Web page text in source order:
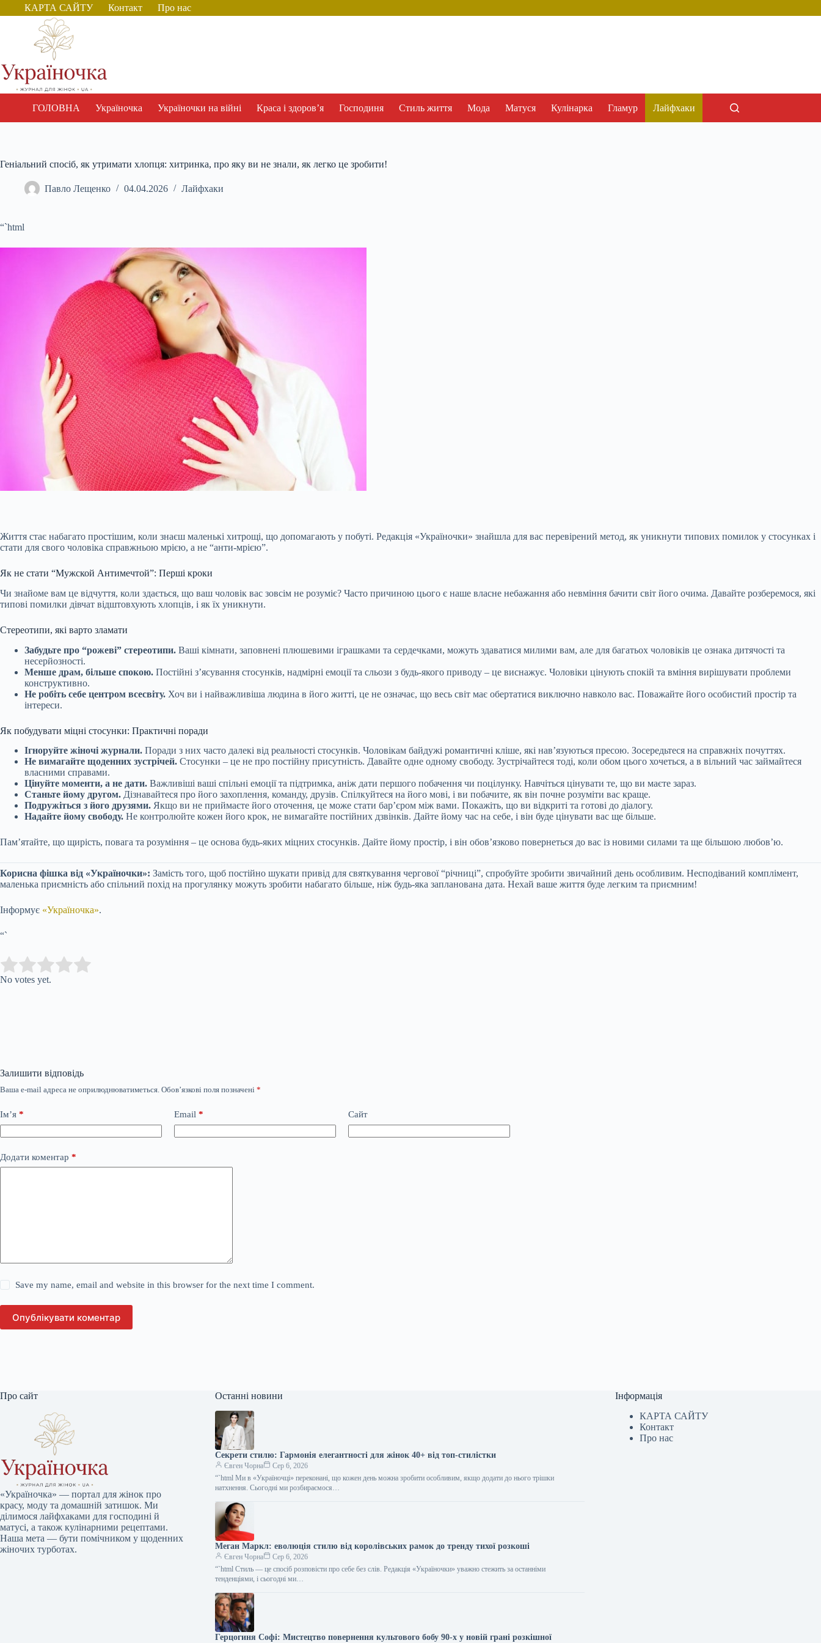
Перейти
до
КАРТА САЙТУ Контакт Про нас
ГОЛОВНА Україночка Україночки на війні Краса і здоров’я Господиня Стиль життя Мода Матуся Кулінарка Гламур Лайфхаки
Геніальний спосіб, як утримати хлопця: хитринка, про яку ви не знали, як легко це зробити!
Павло Лещенко 04.04.2026 Лайфхаки
“`html
Життя стає набагато простішим, коли знаєш маленькі хитрощі, що допомагають у побуті. Редакція «Україночки» знайшла для вас перевірений метод, як уникнути типових помилок у стосунках і
стати для свого чоловіка справжньою мрією, а не “анти-мрією”.
Як не стати “Мужской Антимечтой”: Перші кроки
Чи знайоме вам це відчуття, коли здається, що ваш чоловік вас зовсім не розуміє? Часто причиною цього є наше власне небажання або невміння бачити світ його очима. Давайте розберемося, які
типові помилки дівчат відштовхують хлопців, і як їх уникнути.
Стереотипи, які варто зламати
Забудьте про “рожеві” стереотипи. Ваші кімнати, заповнені плюшевими іграшками та сердечками, можуть здаватися милими вам, але для багатьох чоловіків це ознака дитячості та
несерйозності.
Менше драм, більше спокою. Постійні з’ясування стосунків, надмірні емоції та сльози з будь-якого приводу – це виснажує. Чоловіки цінують спокій та вміння вирішувати проблеми
конструктивно.
Не робіть себе центром всесвіту. Хоч ви і найважливіша людина в його житті, це не означає, що весь світ має обертатися виключно навколо вас. Поважайте його особистий простір та
інтереси.
Як побудувати міцні стосунки: Практичні поради
Ігноруйте жіночі журнали. Поради з них часто далекі від реальності стосунків. Чоловікам байдужі романтичні кліше, які нав’язуються пресою. Зосередьтеся на справжніх почуттях.
Не вимагайте щоденних зустрічей. Стосунки – це не про постійну присутність. Давайте одне одному свободу. Зустрічайтеся тоді, коли обом цього хочеться, а в вільний час займайтеся
власними справами.
Цінуйте моменти, а не дати. Важливіші ваші спільні емоції та підтримка, аніж дати першого побачення чи поцілунку. Навчіться цінувати те, що ви маєте зараз.
Станьте йому другом. Дізнавайтеся про його захоплення, команду, друзів. Спілкуйтеся на його мові, і ви побачите, як він почне розуміти вас краще.
Подружіться з його друзями. Якщо ви не приймаєте його оточення, це може стати бар’єром між вами. Покажіть, що ви відкриті та готові до діалогу.
Надайте йому свободу. Не контролюйте кожен його крок, не вимагайте постійних дзвінків. Дайте йому час на себе, і він буде цінувати вас ще більше.
Пам’ятайте, що щирість, повага та розуміння – це основа будь-яких міцних стосунків. Дайте йому простір, і він обов’язково повернеться до вас із новими силами та ще більшою любов’ю.
Корисна фішка від «Україночки»: Замість того, щоб постійно шукати привід для святкування чергової “річниці”, спробуйте зробити звичайний день особливим. Несподіваний комплімент,
маленька приємність або спільний похід на прогулянку можуть зробити набагато більше, ніж будь-яка запланована дата. Нехай ваше життя буде легким та приємним!
Інформує «Україночка».
“`
Rate this item:
No votes yet.
Залишити відповідь
Ваша e-mail адреса не оприлюднюватиметься. Обов’язкові поля позначені *
Ім’я * Email * Сайт
Додати коментар *
Save my name, email and website in this browser for the next time I comment.
Опублікувати коментар
Про сайт
«Україночка» — портал для жінок про
красу, моду та домашній затишок. Ми
ділимося лайфхаками для господині й
матусі, а також кулінарними рецептами.
Наша мета — бути помічником у щоденних
жіночих турботах.
Останні новини
Секрети стилю: Гармонія елегантності для жінок 40+ від топ-стилістки
Євген Чорна
Сер 6, 2026
“`html Ми в «Україночці» переконані, що кожен день можна зробити особливим, якщо додати до нього трішки
натхнення. Сьогодні ми розбираємося…
Меган Маркл: еволюція стилю від королівських рамок до тренду тихої розкоші
Євген Чорна
Сер 6, 2026
“`html Стиль — це спосіб розповісти про себе без слів. Редакція «Україночки» уважно стежить за останніми
тенденціями, і сьогодні ми…
Герцогиня Софі: Мистецтво повернення культового бобу 90-х у новій грані розкішної
Інформація
КАРТА САЙТУ
Контакт
Про нас